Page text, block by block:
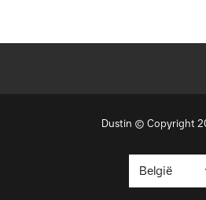
Dustin © Copyright
België